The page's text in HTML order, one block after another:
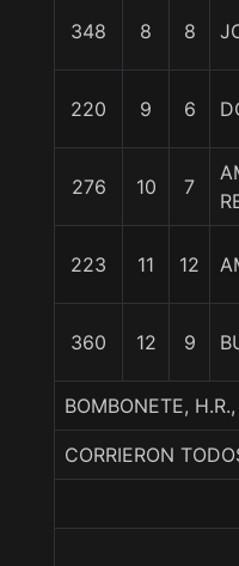
348 8 8
220 9 6
276 10 7
223 11 12
360 12 9
BOMBONETE,
CORRIERON